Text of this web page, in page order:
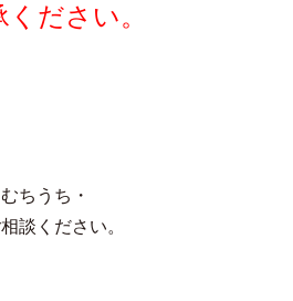
ださい。
ちうち・
談ください。